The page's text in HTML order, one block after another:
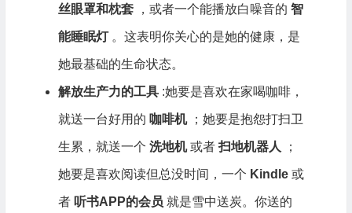
丝眼罩和枕套 ，或者一个能播放白噪音的 智
能睡眠灯 。这表明你关心的是她的健康，是
她最基础的生命状态。
解放生产力的工具 :她要是喜欢在家喝咖啡，
就送一台好用的 咖啡机 ；她要是抱怨打扫卫
生累，就送一个 洗地机或者扫地机器人 ；
她要是喜欢阅读但总没时间，一个 Kindle 或
者 听书APP的会员 就是雪中送炭。你送的